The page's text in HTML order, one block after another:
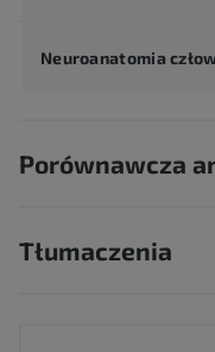
Neuroanatomia
Porównawcza
Tłumaczenia